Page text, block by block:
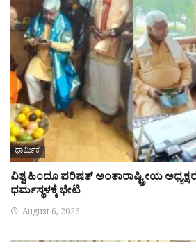
ಧಾರ್ಮಿಕ
ವಿಶ್ವ ಹಿಂದೂ ಪರಿಷತ್ ಅಂತಾರಾಷ್ಟ್ರೀಯ ಅಧ್ಯಕ್ಷರು
ಧರ್ಮಸ್ಥಳಕ್ಕೆ ಭೇಟಿ
August 6, 2026